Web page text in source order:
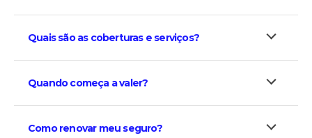
Quais são as coberturas e serviços?
Quando começa a valer?
Como renovar meu seguro?